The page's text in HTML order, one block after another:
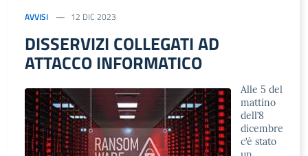
AVVISI 12 DIC 2023
DISSERVIZI COLLEGATI AD
ATTACCO INFORMATICO
Alle 5 del
mattino
dell’8
dicembre
c’è stato